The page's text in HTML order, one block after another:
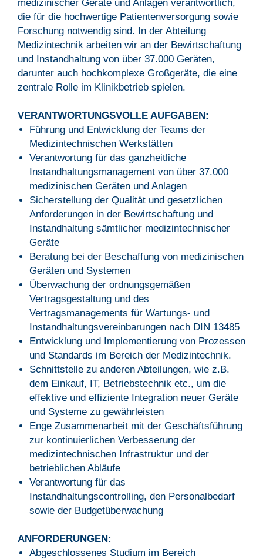
medizinischer Geräte und Anlagen verantwortlich,
die für die hochwertige Patientenversorgung sowie
Forschung notwendig sind. In der Abteilung
Medizintechnik arbeiten wir an der Bewirtschaftung
und Instandhaltung von über 37.000 Geräten,
darunter auch hochkomplexe Großgeräte, die eine
zentrale Rolle im Klinikbetrieb spielen.
VERANTWORTUNGSVOLLE AUFGABEN:
Führung und Entwicklung der Teams der
Medizintechnischen Werkstätten
Verantwortung für das ganzheitliche
Instandhaltungsmanagement von über 37.000
medizinischen Geräten und Anlagen
Sicherstellung der Qualität und gesetzlichen
Anforderungen in der Bewirtschaftung und
Instandhaltung sämtlicher medizintechnischer
Geräte
Beratung bei der Beschaffung von medizinischen
Geräten und Systemen
Überwachung der ordnungsgemäßen
Vertragsgestaltung und des
Vertragsmanagements für Wartungs- und
Instandhaltungsvereinbarungen nach DIN 13485
Entwicklung und Implementierung von Prozessen
und Standards im Bereich der Medizintechnik.
Schnittstelle zu anderen Abteilungen, wie z.B.
dem Einkauf, IT, Betriebstechnik etc., um die
effektive und effiziente Integration neuer Geräte
und Systeme zu gewährleisten
Enge Zusammenarbeit mit der Geschäftsführung
zur kontinuierlichen Verbesserung der
medizintechnischen Infrastruktur und der
betrieblichen Abläufe
Verantwortung für das
Instandhaltungscontrolling, den Personalbedarf
sowie der Budgetüberwachung
ANFORDERUNGEN:
Abgeschlossenes Studium im Bereich